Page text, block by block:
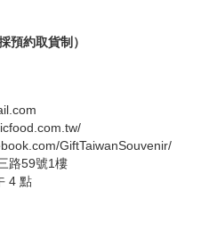
預約取貨制）
GiftTaiwanSouvenir/
路59號1樓
4 點